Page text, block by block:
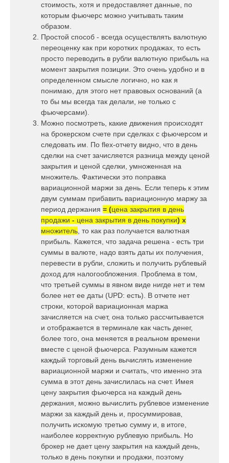
стоимость, хотя и предоставляет данные, по
которым фьючерс можно учитывать таким
образом.
Простой способ - всегда осуществлять валютную
переоценку как при коротких продажах, то есть
просто переводить в рубли валютную прибыль на
момент закрытия позиции. Это очень удобно и в
определенном смысле логично, но как я
понимаю, для этого нет правовых оснований (а
то бы мы всегда так делали, не только с
фьючерсами).
Можно посмотреть, какие движения происходят
на брокерском счете при сделках с фьючерсом и
следовать им. По flex-отчету видно, что в день
сделки на счет зачисляется разница между ценой
закрытия и ценой сделки, умноженная на
множитель. Фактически это поправка
вариационной маржи за день. Если теперь к этим
двум суммам прибавить вариационную маржу за
период держания = (цена закрытия в день
продажи - цена закрытия в день покупки) x
множитель, то как раз получается валютная
прибыль. Кажется, что задача решена - есть три
суммы в валюте, надо взять даты их получения,
перевести в рубли, сложить и получить рублевый
доход для налогообложения. Проблема в том,
что третьей суммы в явном виде нигде нет и тем
более нет ее даты (UPD: есть). В отчете нет
строки, которой вариационная маржа
зачисляется на счет, она только рассчитывается
и отображается в терминале как часть денег,
более того, она меняется в реальном времени
вместе с ценой фьючерса. Разумным кажется
каждый торговый день вычислять изменение
вариационной маржи и считать, что именно эта
сумма в этот день зачислилась на счет. Имея
цену закрытия фьючерса на каждый день
держания, можно вычислить рублевое изменение
маржи за каждый день и, просуммировав,
получить искомую третью сумму и, в итоге,
наиболее корректную рублевую прибыль. Но
брокер не дает цену закрытия на каждый день,
только в день покупки и продажи, поэтому